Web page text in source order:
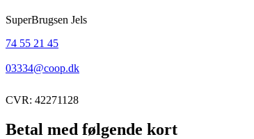
SuperBrugsen Jels
74 55 21 45
03334@coop.dk
CVR: 42271128
Betal med følgende kort